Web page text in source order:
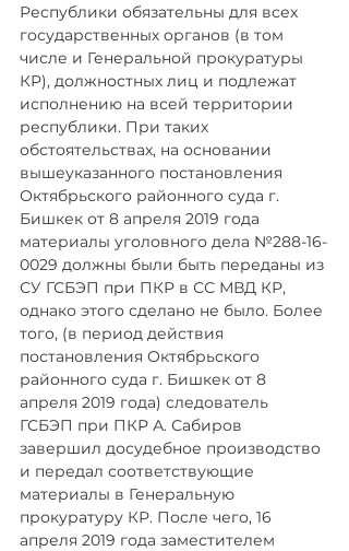
Республики обязательны для всех
государственных органов (в том
числе и Генеральной прокуратуры
КР), должностных лиц и подлежат
исполнению на всей территории
республики. При таких
обстоятельствах, на основании
вышеуказанного постановления
Октябрьского районного суда г.
Бишкек от 8 апреля 2019 года
материалы уголовного дела №288-16-
0029 должны были быть переданы из
СУ ГСБЭП при ПКР в СС МВД КР,
однако этого сделано не было. Более
того, (в период действия
постановления Октябрьского
районного суда г. Бишкек от 8
апреля 2019 года) следователь
ГСБЭП при ПКР А. Сабиров
завершил досудебное производство
и передал соответствующие
материалы в Генеральную
прокуратуру КР. После чего, 16
апреля 2019 года заместителем